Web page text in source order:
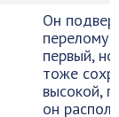
Он
перелому
первый,
тоже
высокой,
он